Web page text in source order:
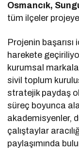
Osmancık,
tüm ilçeler
Projenin
harekete
kurumsal
sivil toplum
stratejik paydaş
süreç boyunca
akademisyenler,
çalıştaylar
paylaşımında